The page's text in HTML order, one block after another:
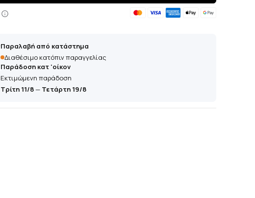
Παραλαβή από κατάστημα
Διαθέσιμο κατόπιν παραγγελίας
Παράδοση κατ 'οίκον
Εκτιμώμενη παράδοση
Τρίτη 11/8— Τετάρτη 19/8